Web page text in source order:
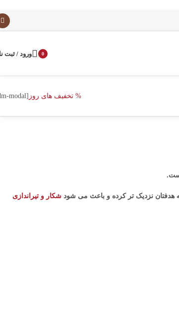
0
ورود / ثبت
% تخفیف های روز [dm-modal]
.
هدفتان نزدیک تر کرده و باعث می شود شکار و تیراندازی